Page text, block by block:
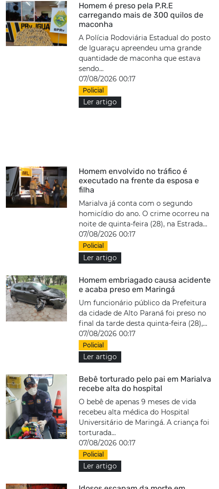
Homem é preso pela P.R.E
carregando mais de 300 quilos de
maconha
A Polícia Rodoviária Estadual do posto
de Iguaraçu apreendeu uma grande
quantidade de maconha que estava
sendo...
07/08/2026 00:17
Policial
Ler artigo
Homem envolvido no tráfico é
executado na frente da esposa e
filha
Marialva já conta com o segundo
homicídio do ano. O crime ocorreu na
noite de quinta-feira (28), na Estrada...
07/08/2026 00:17
Policial
Ler artigo
Homem embriagado causa acidente
e acaba preso em Maringá
Um funcionário público da Prefeitura
da cidade de Alto Paraná foi preso no
final da tarde desta quinta-feira (28),...
07/08/2026 00:17
Policial
Ler artigo
Bebê torturado pelo pai em Marialva
recebe alta do hospital
O bebê de apenas 9 meses de vida
recebeu alta médica do Hospital
Universitário de Maringá. A criança foi
torturada...
07/08/2026 00:17
Policial
Ler artigo